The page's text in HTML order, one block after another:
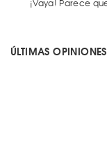
¡Vaya! Parece
ÚLTIMAS OPINIONES